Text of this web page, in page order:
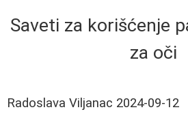
Saveti za korišćenje
za oči
Radoslava Viljanac 2024-09-12